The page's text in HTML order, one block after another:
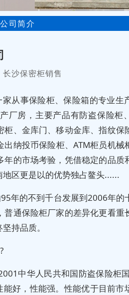
公司简介
沙保密柜销售
从事保险柜、保险箱的专业生
厂房，主要产品有防盗保险柜
、金库门、移动金库、指纹保
纳投币保险柜、ATM柜员机械
的市场考验，凭借稳定的品质
区更是以的优势独占鳌头......
年的不到千台发展到2006年的
通保险柜厂家的差异化更看重
持品质。
中华人民共和国防盗保险柜
好，性能强。性能优于目前市